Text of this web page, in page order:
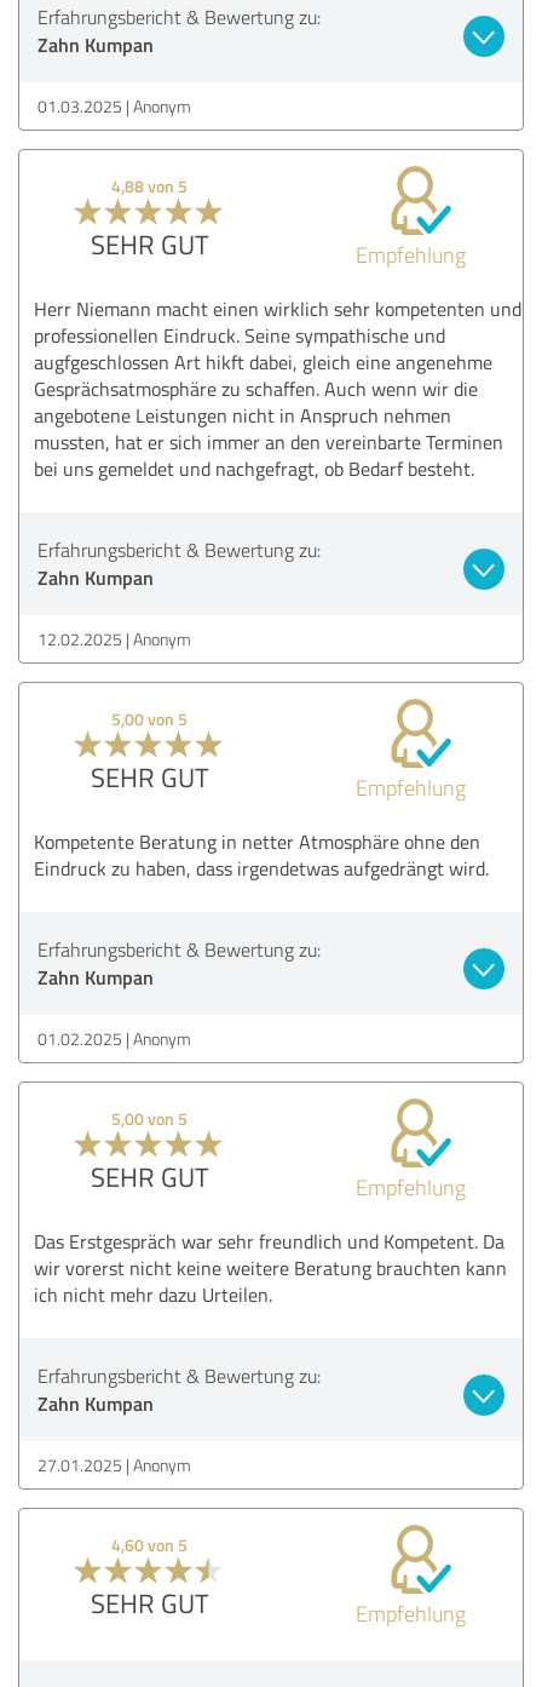
Erfahrungsbericht & Bewertung zu:
Zahn Kumpan
01.03.2025 Anonym
4,88 von 5
SEHR GUT Empfehlung
Herr Niemann macht einen wirklich sehr kompetenten und
professionellen Eindruck. Seine sympathische und
augfgeschlossen Art hikft dabei, gleich eine angenehme
Gesprächsatmosphäre zu schaffen. Auch wenn wir die
angebotene Leistungen nicht in Anspruch nehmen
mussten, hat er sich immer an den vereinbarte Terminen
bei uns gemeldet und nachgefragt, ob Bedarf besteht.
Erfahrungsbericht & Bewertung zu:
Zahn Kumpan
12.02.2025 Anonym
5,00 von 5
SEHR GUT Empfehlung
Kompetente Beratung in netter Atmosphäre ohne den
Eindruck zu haben, dass irgendetwas aufgedrängt wird.
Erfahrungsbericht & Bewertung zu:
Zahn Kumpan
01.02.2025 Anonym
5,00 von 5
SEHR GUT Empfehlung
Das Erstgespräch war sehr freundlich und Kompetent. Da
wir vorerst nicht keine weitere Beratung brauchten kann
ich nicht mehr dazu Urteilen.
Erfahrungsbericht & Bewertung zu:
Zahn Kumpan
27.01.2025 Anonym
4,60 von 5
SEHR GUT Empfehlung